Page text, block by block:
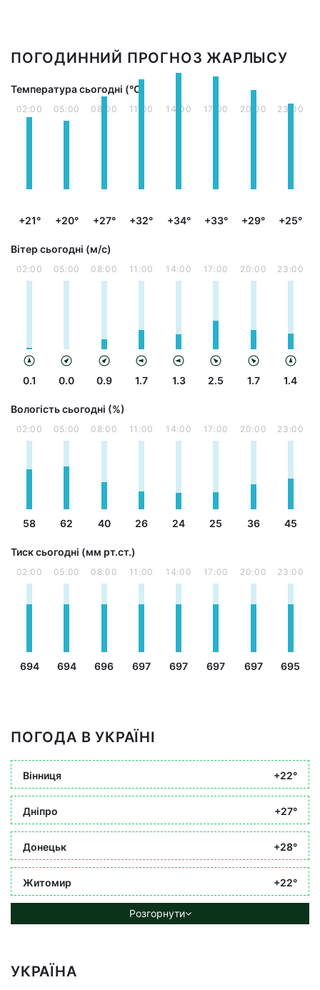
ПОГОДИННИЙ ПРОГНОЗ ЖАРЛЫСУ
Температура сьогодні (°С)
02:00
+21°
05:00
+20°
08:00
+27°
11:00
+32°
14:00
+34°
17:00
+33°
20:00
+29°
23:00
+25°
Вітер сьогодні (м/с)
02:00
0.1
05:00
0.0
08:00
0.9
11:00
1.7
14:00
1.3
17:00
2.5
20:00
1.7
23:00
1.4
Вологість сьогодні (%)
02:00
58
05:00
62
08:00
40
11:00
26
14:00
24
17:00
25
20:00
36
23:00
45
Тиск сьогодні (мм рт.ст.)
02:00
694
05:00
694
08:00
696
11:00
697
14:00
697
17:00
697
20:00
697
23:00
695
ПОГОДА В УКРАЇНІ
Вінниця +22°
Дніпро +27°
Донецьк +28°
Житомир +22°
Розгорнути
УКРАЇНА